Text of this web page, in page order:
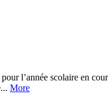
l’année scolaire en
More